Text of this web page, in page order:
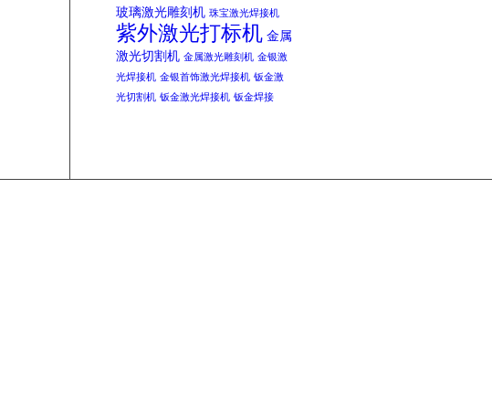
玻璃激光雕刻机 珠宝激光焊接机
紫外激光打标机 金属
激光切割机 金属激光雕刻机 金银激
光焊接机 金银首饰激光焊接机 钣金激
光切割机 钣金激光焊接机 钣金焊接